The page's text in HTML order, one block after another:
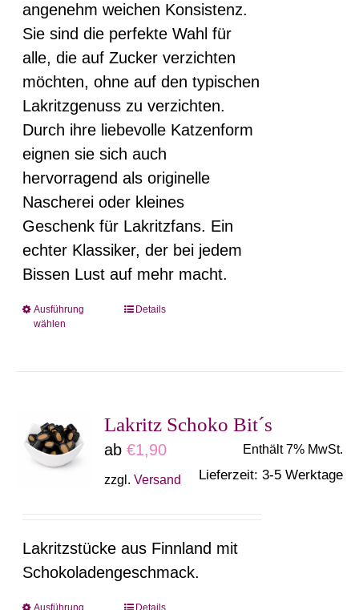
angenehm weichen Konsistenz.
Sie sind die perfekte Wahl für
alle, die auf Zucker verzichten
möchten, ohne auf den typischen
Lakritzgenuss zu verzichten.
Durch ihre liebevolle Katzenform
eignen sie sich auch
hervorragend als originelle
Nascherei oder kleines
Geschenk für Lakritzfans. Ein
echter Klassiker, der bei jedem
Bissen Lust auf mehr macht.
Ausführung
wählen
Dieses
auf.
Die
Optionen
der
Produktseite
gewählt
Details
Lakritz Schoko Bit´s
ab€1,90 Enthält 7% MwSt.
zzgl.Versand Lieferzeit: 3-5 Werktage
Lakritzstücke aus Finnland mit
Schokoladengeschmack.